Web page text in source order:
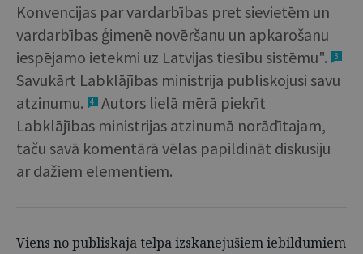
Konvencijas par vardarbības pret sievietēm un
vardarbības ģimenē novēršanu un apkarošanu
iespējamo ietekmi uz Latvijas tiesību sistēmu".
3
Savukārt Labklājības ministrija publiskojusi savu
atzinumu.
4
Autors lielā mērā piekrīt
Labklājības ministrijas atzinumā norādītajam,
taču savā komentārā vēlas papildināt diskusiju
ar dažiem elementiem.
Viens no publiskajā telpa izskanējušiem iebildumiem